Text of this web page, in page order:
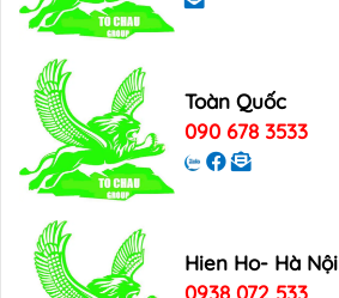
Toàn Quốc
090 678 3533
Hien Ho- Hà Nội
0938 072 533